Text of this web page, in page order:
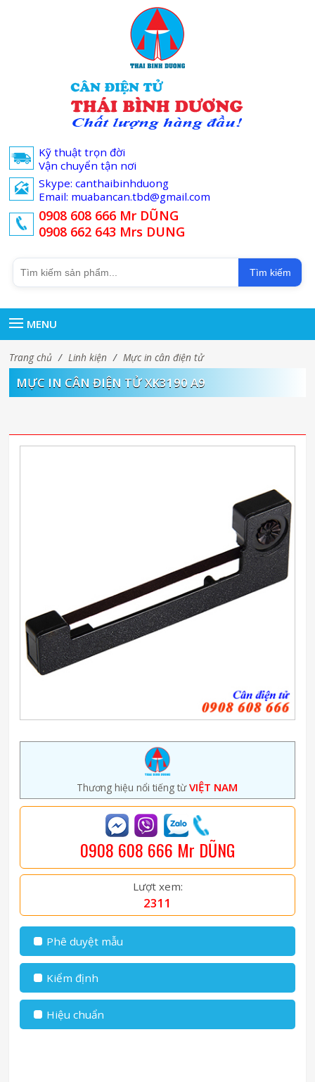
Kỹ thuật trọn đời
Vận chuyển tận nơi
Skype: canthaibinhduong
Email: muabancan.tbd@gmail.com
0908 608 666 Mr DŨNG
0908 662 643 Mrs DUNG
Tìm kiếm
MENU
Trang chủ / Linh kiện / Mực in cân điện tử
MỰC IN CÂN ĐIỆN TỬ XK3190 A9
Thương hiệu nổi tiếng từVIỆT NAM
0908 608 666 Mr DŨNG
Lượt xem:
2311
Phê duyệt mẫu
Kiểm định
Hiệu chuẩn